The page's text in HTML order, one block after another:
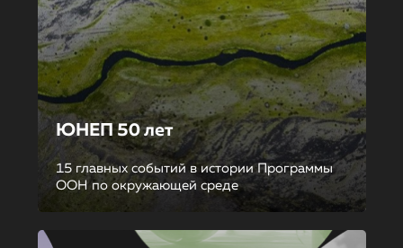
ЮНЕП 50 лет
15 главных событий в истории Программы
ООН по окружающей среде